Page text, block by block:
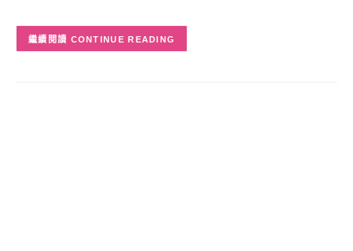
CONTINUE READING